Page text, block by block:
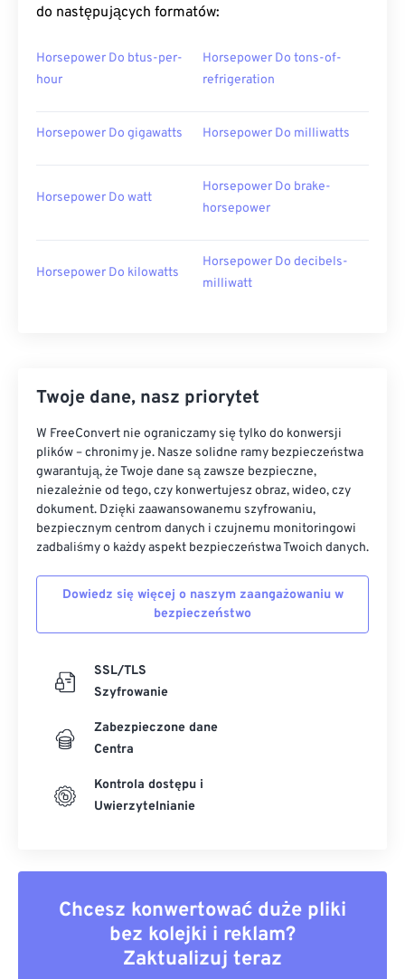
do następujących formatów:
Horsepower Do btus-per-
hour
Horsepower Do tons-of-
refrigeration
Horsepower Do gigawatts Horsepower Do milliwatts
Horsepower Do watt
Horsepower Do brake-
horsepower
Horsepower Do kilowatts
Horsepower Do decibels-
milliwatt
Twoje dane, nasz priorytet
W FreeConvert nie ograniczamy się tylko do konwersji
plików – chronimy je. Nasze solidne ramy bezpieczeństwa
gwarantują, że Twoje dane są zawsze bezpieczne,
niezależnie od tego, czy konwertujesz obraz, wideo, czy
dokument. Dzięki zaawansowanemu szyfrowaniu,
bezpiecznym centrom danych i czujnemu monitoringowi
zadbaliśmy o każdy aspekt bezpieczeństwa Twoich danych.
Dowiedz się więcej o naszym zaangażowaniu w
bezpieczeństwo
SSL/TLS
Szyfrowanie
Zabezpieczone dane
Centra
Kontrola dostępu i
Uwierzytelnianie
Chcesz konwertować duże pliki
bez kolejki i reklam?
Zaktualizuj teraz